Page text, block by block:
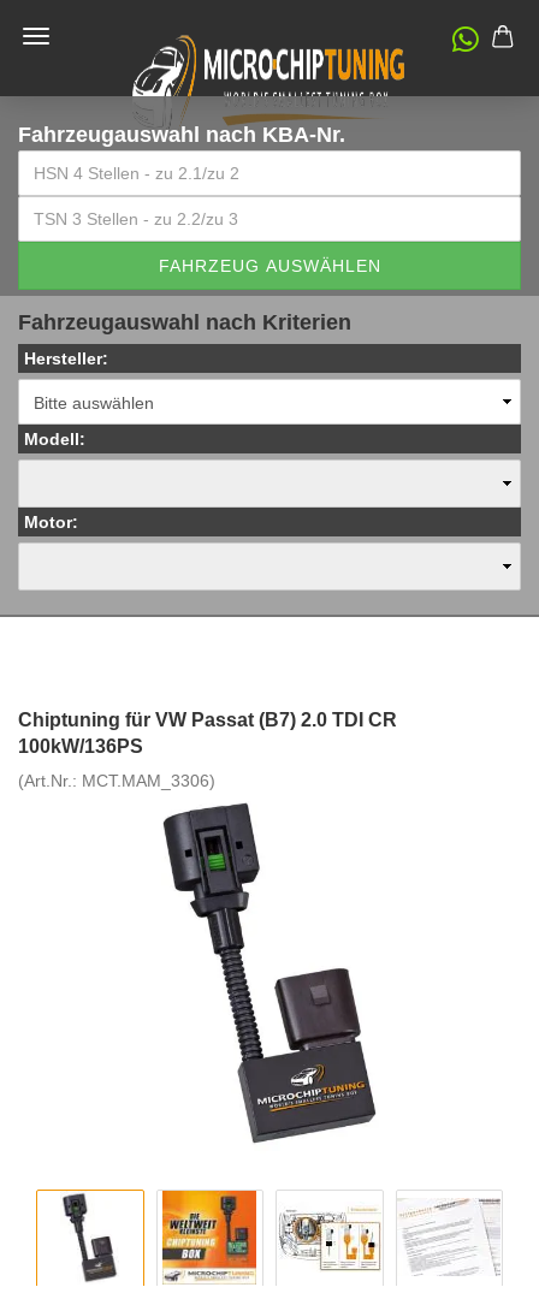
Fahrzeugauswahl nach KBA-Nr.
FAHRZEUG AUSWÄHLEN
Fahrzeugauswahl nach Kriterien
Hersteller:
Modell:
Motor:
Chiptuning für VW Passat (B7) 2.0 TDI CR
100kW/136PS
(Art.Nr.: MCT.MAM_3306)